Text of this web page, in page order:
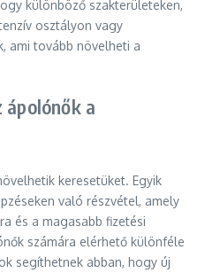
különböző szakterületeken,
osztályon vagy
ami tovább növelheti a
a
keresetüket. Egyik
való részvétel, amely
és a magasabb fizetési
számára elérhető különféle
segíthetnek abban, hogy új